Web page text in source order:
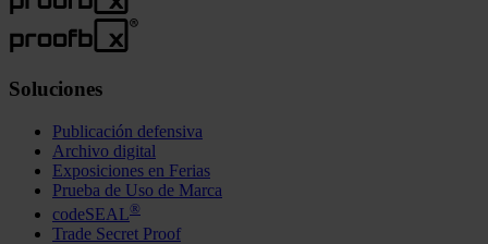
Soluciones
Publicación defensiva
Archivo digital
Exposiciones en Ferias
Prueba de Uso de Marca
codeSEAL®
Trade Secret Proof